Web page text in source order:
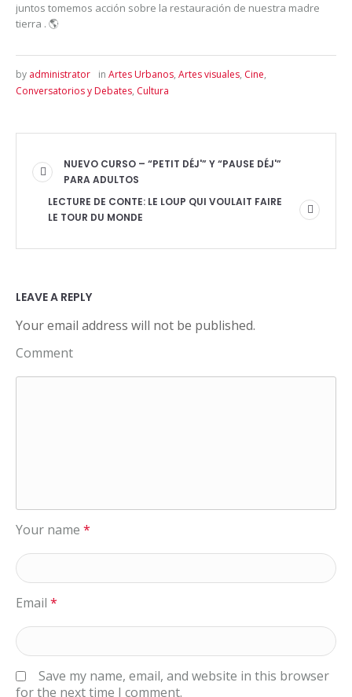
juntos tomemos acción sobre la restauración de nuestra madre
tierra . 🌎
by administrator in Artes Urbanos, Artes visuales, Cine,
Conversatorios y Debates, Cultura
NUEVO CURSO – “PETIT DÉJ'” Y “PAUSE DÉJ'”
PARA ADULTOS
LECTURE DE CONTE: LE LOUP QUI VOULAIT FAIRE
LE TOUR DU MONDE
LEAVE A REPLY
Your email address will not be published.
Comment
Your name *
Email *
Save my name, email, and website in this browser
for the next time I comment.